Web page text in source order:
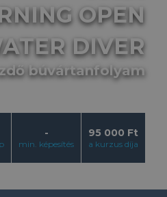
OPEN
DIVER
búvártanfolyam
-
min. képesítés
95 000 Ft
a kurzus díja